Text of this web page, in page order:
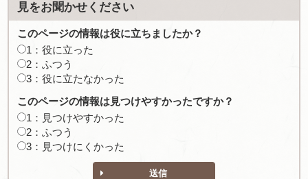
見をお聞かせください
このページの情報は役に立ちましたか？
1：役に立った
2：ふつう
3：役に立たなかった
このページの情報は見つけやすかったですか？
1：見つけやすかった
2：ふつう
3：見つけにくかった
送信